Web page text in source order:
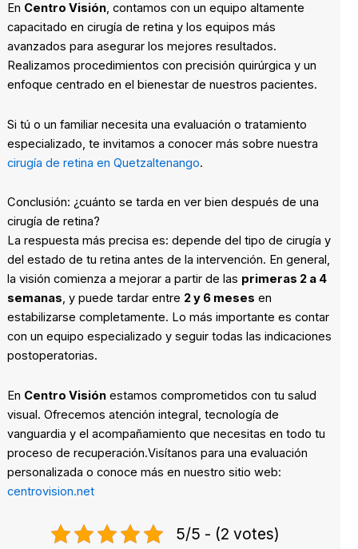
En Centro Visión, contamos con un equipo altamente
capacitado en cirugía de retina y los equipos más
avanzados para asegurar los mejores resultados.
Realizamos procedimientos con precisión quirúrgica y un
enfoque centrado en el bienestar de nuestros pacientes.
Si tú o un familiar necesita una evaluación o tratamiento
especializado, te invitamos a conocer más sobre nuestra
cirugía de retina en Quetzaltenango.
Conclusión: ¿cuánto se tarda en ver bien después de una
cirugía de retina?
La respuesta más precisa es: depende del tipo de cirugía y
del estado de tu retina antes de la intervención. En general,
la visión comienza a mejorar a partir de las primeras 2 a 4
semanas, y puede tardar entre 2 y 6 meses en
estabilizarse completamente. Lo más importante es contar
con un equipo especializado y seguir todas las indicaciones
postoperatorias.
En Centro Visiónestamos comprometidos con tu salud
visual. Ofrecemos atención integral, tecnología de
vanguardia y el acompañamiento que necesitas en todo tu
proceso de recuperación.Visítanos para una evaluación
personalizada o conoce más en nuestro sitio web:
centrovision.net
5/5 - (2 votes)